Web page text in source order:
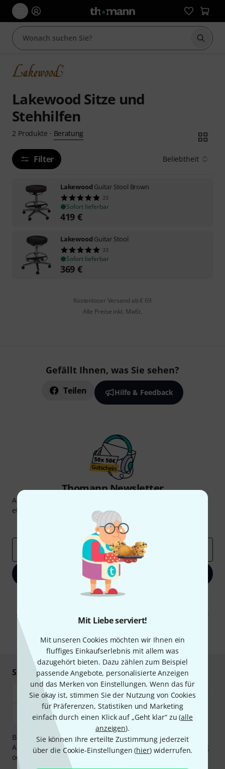
Mit Liebe serviert!
Mit unseren Cookies möchten wir Ihnen ein
fluffiges Einkaufserlebnis mit allem was
dazugehört bieten. Dazu zählen zum Beispiel
passende Angebote, personalisierte Anzeigen
und das Merken von Einstellungen. Wenn das für
Sie okay ist, stimmen Sie der Nutzung von Cookies
für Präferenzen, Statistiken und Marketing
einfach durch einen Klick auf „Geht klar“ zu (alle
anzeigen).
Sie können Ihre erteilte Zustimmung jederzeit
über die Cookie-Einstellungen (hier) widerrufen.
Suche
Lakewood Sitze und
Stehhilfen
2 Produkte · Beratung
Filter Beliebtheit
Lakewood Guitar Stool Brown
23
Sofort lieferbar
419 €
Lakewood Guitar Stool
33
Sofort lieferbar
369 €
Kostenloser Versand ab € 69
Alle Preise inkl. MwSt.
Gefällt Ihnen, was Sie sehen?
Teilen Hilfe & Feedback
Thomann Newsletter
Abonniere den Thomann Newsletter und gewinne mit
etwas Glück einen von
50 Gutscheinen
Inspirierende Beiträge
Deals
Jetzt anmelden
Mit Klick auf „Jetzt anmelden“ stimmen Sie dem Erhalt von E-Mail-
Abmeldung ist jederzeit möglich. Weitere Informationen finden Sie in
unseren Datenschutzhinweisen
* Pflichtfeld
Sicher einkaufen & bezahlen
Bezahlen Sie vertraulich und sicher per Vorkasse, PayPal,
Amazon Pay,Klarna Sofort bezahlen ,Klarna Ratenzahlung
oder Kreditkarte.